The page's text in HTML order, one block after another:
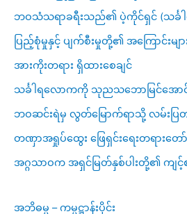
ဘဝသံသရာခရီးသည်၏ ပဲ့ကိုင်ရှင် (သင်္ခ
ပြည့်စုံမှုနှင့် ပျက်စီးမှုတို့၏ အကြောင်းမ
အားကိုးတရား ရှိထားစေချင်
သင်္ခါရလောကကို သုညသဘောမြင်အော
ဘဝဆင်းရဲမှ လွတ်မြောက်ရာသို့ လမ်းပြတ
တဏှာအရှုပ်ထွေး ဖြေရှင်းရေးတရားတော်
အဂ္ဂသာဝက အရှင်မြတ်နှစ်ပါးတို့၏ ကျင့်
အဘိဓမ္မ – ကမ္မဋ္ဌာန်းပိုင်း